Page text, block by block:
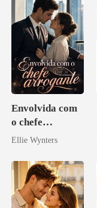
Envolvida com
o chefe
arrogante
Ellie Wynters